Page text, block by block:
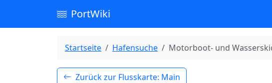
PortWiki
Startseite Hafensuche Motorboot- und
Zurück zur Flusskarte: Main